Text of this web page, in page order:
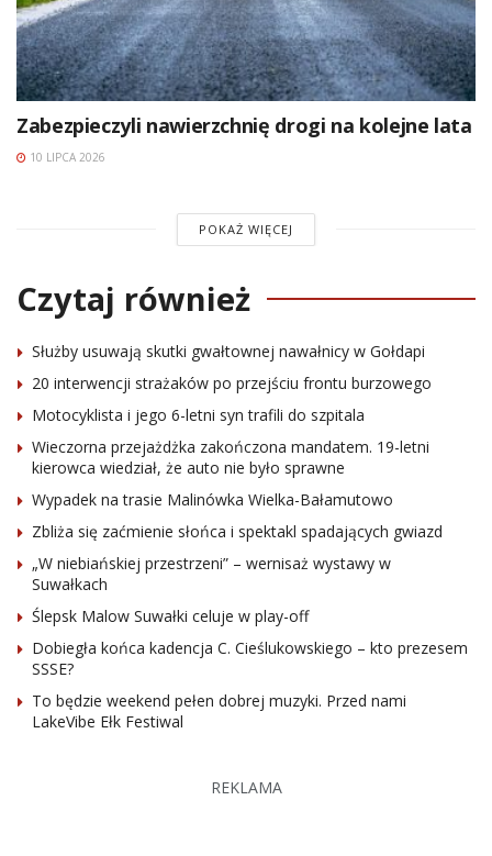
Zabezpieczyli nawierzchnię drogi na kolejne lata
10 LIPCA 2026
POKAŻ WIĘCEJ
Czytaj również
Służby usuwają skutki gwałtownej nawałnicy w Gołdapi
20 interwencji strażaków po przejściu frontu burzowego
Motocyklista i jego 6-letni syn trafili do szpitala
Wieczorna przejażdżka zakończona mandatem. 19-letni
kierowca wiedział, że auto nie było sprawne
Wypadek na trasie Malinówka Wielka-Bałamutowo
Zbliża się zaćmienie słońca i spektakl spadających gwiazd
„W niebiańskiej przestrzeni” – wernisaż wystawy w
Suwałkach
Ślepsk Malow Suwałki celuje w play-off
Dobiegła końca kadencja C. Cieślukowskiego – kto prezesem
SSSE?
To będzie weekend pełen dobrej muzyki. Przed nami
LakeVibe Ełk Festiwal
REKLAMA